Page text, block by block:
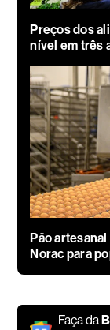
Preços dos
nível em três
Pão
Norac para
Faça da